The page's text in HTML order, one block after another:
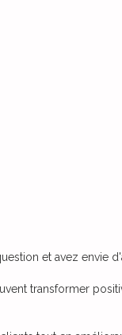
et avez envie
transformer